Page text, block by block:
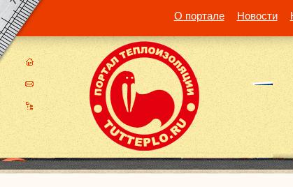
О портале Новости